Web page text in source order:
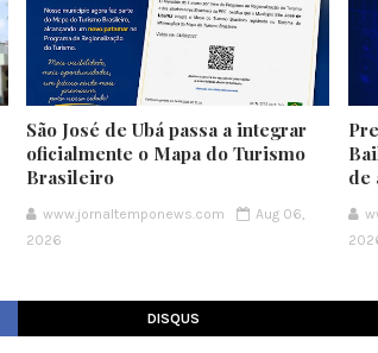
São José de Ubá passa a integrar
oficialmente o Mapa do Turismo
Brasileiro
www.jornaltemponews.com
Aug 06,
2026
de
DISQUS